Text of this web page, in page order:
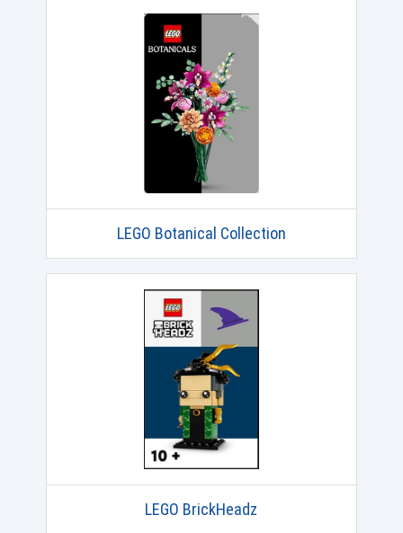
LEGO Botanical Collection
LEGO BrickHeadz